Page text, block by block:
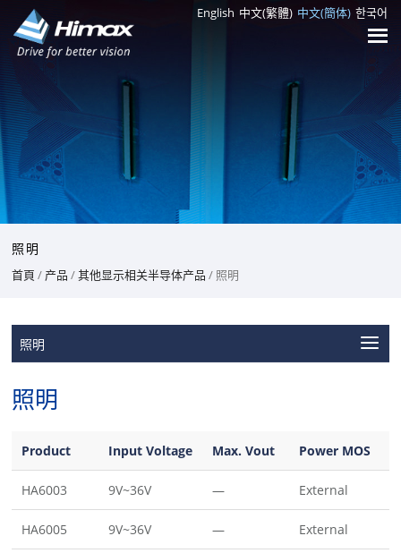
English 中文(繁體) 中文(簡体) 한국어
照明
首頁 / 产品 /其他显示相关半导体产品 / 照明
照明
照明
Product Input Voltage Max. Vout Power MOS
HA6003 9V~36V — External
HA6005 9V~36V — External